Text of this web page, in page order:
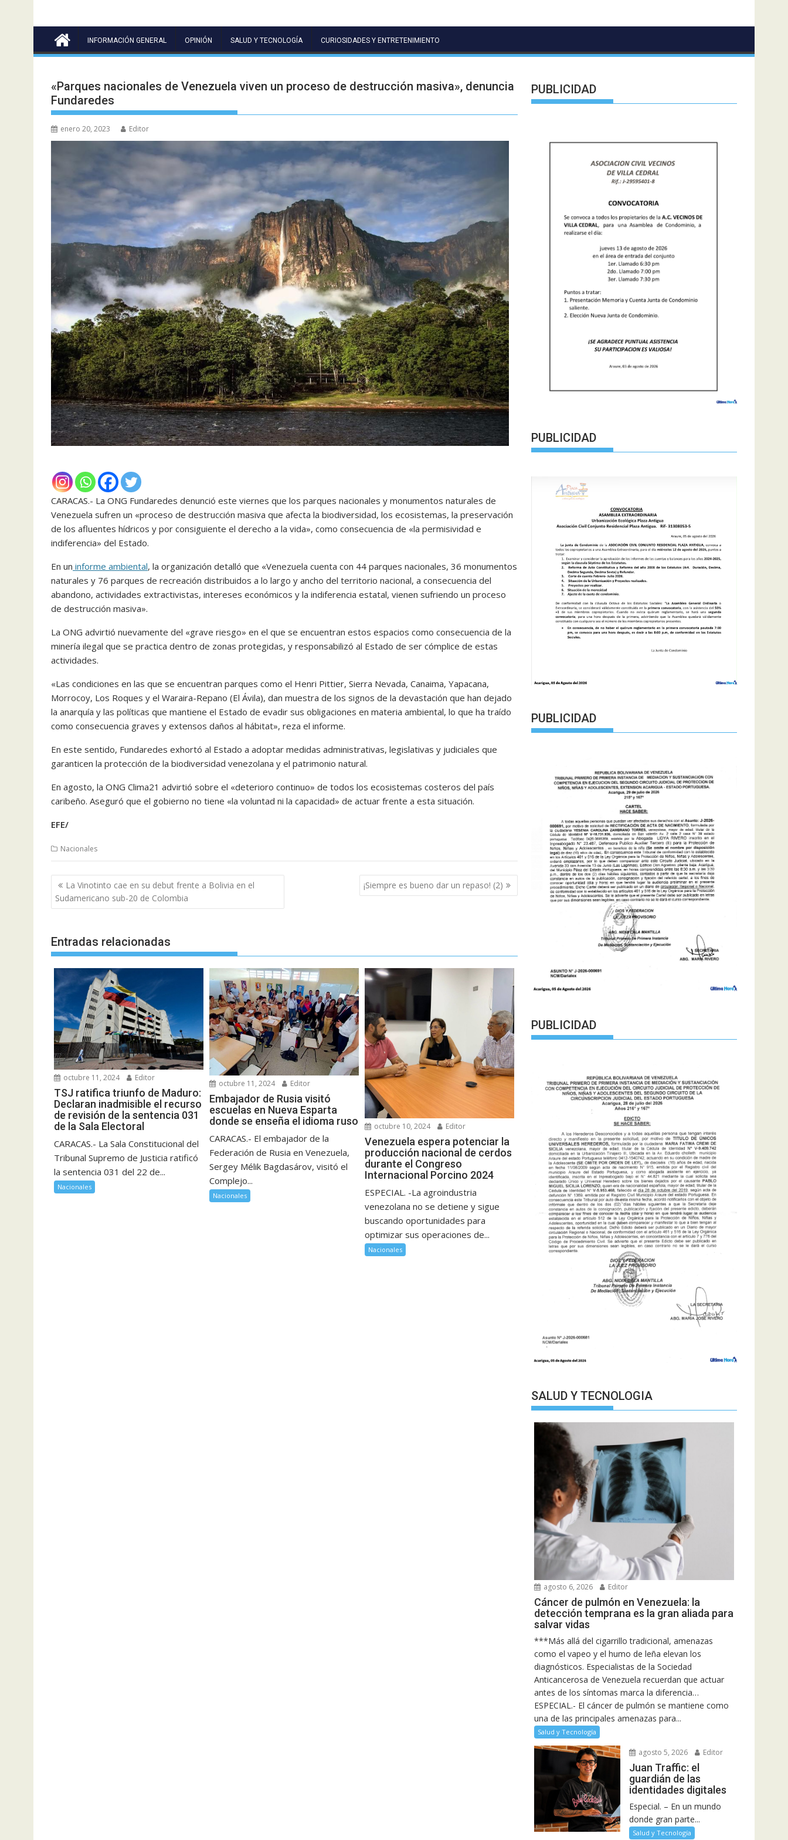
INFORMACIÓN GENERAL OPINIÓN SALUD Y TECNOLOGÍA CURIOSIDADES Y ENTRETENIMIENTO
«Parques nacionales de Venezuela viven un proceso de destrucción masiva», denuncia
Fundaredes
enero 20, 2023 Editor
CARACAS.- La ONG Fundaredes denunció este viernes que los parques nacionales y monumentos naturales de
Venezuela sufren un «proceso de destrucción masiva que afecta la biodiversidad, los ecosistemas, la preservación
de los afluentes hídricos y por consiguiente el derecho a la vida», como consecuencia de «la permisividad e
indiferencia» del Estado.
En un informe ambiental, la organización detalló que «Venezuela cuenta con 44 parques nacionales, 36 monumentos
naturales y 76 parques de recreación distribuidos a lo largo y ancho del territorio nacional, a consecuencia del
abandono, actividades extractivistas, intereses económicos y la indiferencia estatal, vienen sufriendo un proceso
de destrucción masiva».
La ONG advirtió nuevamente del «grave riesgo» en el que se encuentran estos espacios como consecuencia de la
minería ilegal que se practica dentro de zonas protegidas, y responsabilizó al Estado de ser cómplice de estas
actividades.
«Las condiciones en las que se encuentran parques como el Henri Pittier, Sierra Nevada, Canaima, Yapacana,
Morrocoy, Los Roques y el Waraira-Repano (El Ávila), dan muestra de los signos de la devastación que han dejado
la anarquía y las políticas que mantiene el Estado de evadir sus obligaciones en materia ambiental, lo que ha traído
como consecuencia graves y extensos daños al hábitat», reza el informe.
En este sentido, Fundaredes exhortó al Estado a adoptar medidas administrativas, legislativas y judiciales que
garanticen la protección de la biodiversidad venezolana y el patrimonio natural.
En agosto, la ONG Clima21 advirtió sobre el «deterioro continuo» de todos los ecosistemas costeros del país
caribeño. Aseguró que el gobierno no tiene «la voluntad ni la capacidad» de actuar frente a esta situación.
EFE/
Nacionales
Navegación
de
entradas
La Vinotinto cae en su debut frente a Bolivia en el
Sudamericano sub-20 de Colombia
¡Siempre es bueno dar un repaso! (2)
Entradas relacionadas
octubre 11, 2024 Editor
TSJ ratifica triunfo de Maduro:
Declaran inadmisible el recurso
de revisión de la sentencia 031
de la Sala Electoral
CARACAS.- La Sala Constitucional del
Tribunal Supremo de Justicia ratificó
la sentencia 031 del 22 de...
Nacionales
octubre 11, 2024 Editor
Embajador de Rusia visitó
escuelas en Nueva Esparta
donde se enseña el idioma ruso
CARACAS.- El embajador de la
Federación de Rusia en Venezuela,
Sergey Mélik Bagdasárov, visitó el
Complejo...
Nacionales
octubre 10, 2024 Editor
Venezuela espera potenciar la
producción nacional de cerdos
durante el Congreso
Internacional Porcino 2024
ESPECIAL. -La agroindustria
venezolana no se detiene y sigue
buscando oportunidades para
optimizar sus operaciones de...
Nacionales
PUBLICIDAD
PUBLICIDAD
PUBLICIDAD
PUBLICIDAD
SALUD Y TECNOLOGIA
agosto 6, 2026 Editor
Cáncer de pulmón en Venezuela: la
detección temprana es la gran aliada para
salvar vidas
***Más allá del cigarrillo tradicional, amenazas
como el vapeo y el humo de leña elevan los
diagnósticos. Especialistas de la Sociedad
Anticancerosa de Venezuela recuerdan que actuar
antes de los síntomas marca la diferencia…
ESPECIAL.- El cáncer de pulmón se mantiene como
una de las principales amenazas para...
Salud y Tecnología
agosto 5, 2026 Editor
Juan Traffic: el
guardián de las
identidades digitales
Especial. – En un mundo
donde gran parte...
Salud y Tecnología